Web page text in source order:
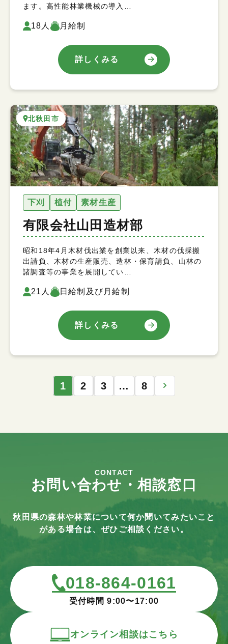
ます。高性能林業機械の導入…
18人 月給制
詳しくみる
北秋田市
下刈 植付 素材生産
有限会社山田造材部
昭和18年4月木材伐出業を創業以来、木材の伐採搬
出請負、木材の生産販売、造林・保育請負、山林の
諸調査等の事業を展開してい…
21人 日給制及び月給制
詳しくみる
1 2 3 … 8
CONTACT
お問い合わせ・相談窓口
秋田県の森林や林業について何か聞いてみたいこと
がある場合は、ぜひご相談ください。
018-864-0161
受付時間 9:00〜17:00
オンライン相談はこちら